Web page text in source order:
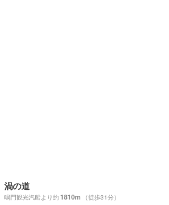
渦の道
鳴門観光汽船より約1810m （徒歩31分）